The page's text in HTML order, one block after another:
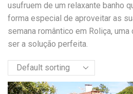
usufruem de um relaxante banho
forma especial de aproveitar as
semana romântico em Roliça,
ser a solução perfeita.